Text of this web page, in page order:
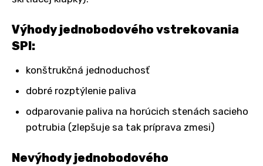
Výhody jednobodového vstrekovania
SPI:
konštrukčná jednoduchosť
dobré rozptýlenie paliva
odparovanie paliva na horúcich stenách sacieho
potrubia (zlepšuje sa tak príprava zmesi)
Nevýhody jednobodového